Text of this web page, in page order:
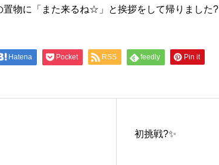
置物に「また来るね☆」と挨拶をして帰りました?
Hatena Pocket RSS feedly Pin it
初挑戦?✨